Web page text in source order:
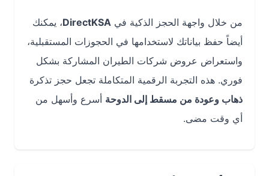
من خلال واجهة الحجز الذكية فيDirectKSA، يمكنك
أيضاً حفظ بياناتك لاستخدامها في الحجوزات المستقبلية،
واستعراض عروض شركات الطيران المشاركة بشكل
فوري. هذه التجربة الرقمية المتكاملة تجعل حجز تذكرة
ذهاب وعودة من مسقط إلى الدوحةأسرع وأسهل من
أي وقت مضى.